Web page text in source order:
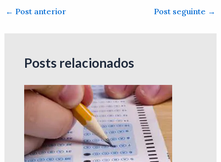
← Post anterior Post seguinte →
Posts relacionados